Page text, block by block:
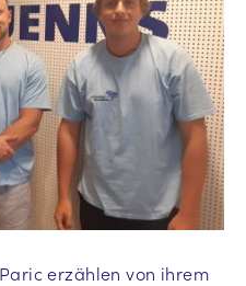
erzählen von ihrem